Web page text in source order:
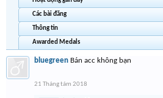
Các bài đăng
Thông tin
Awarded Medals
bluegreen Bán acc không bạn
21 Tháng tám 2018